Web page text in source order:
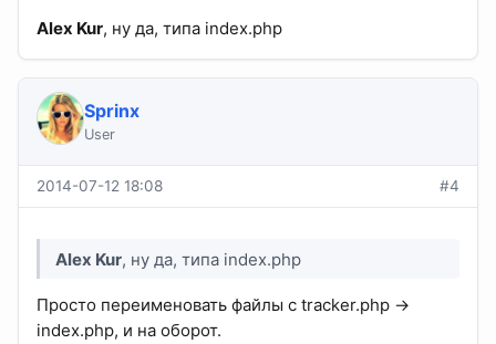
Alex Kur, ну да, типа index.php
Sprinx
User
2014-07-12 18:08 #4
Alex Kur, ну да, типа index.php
Просто переименовать файлы с tracker.php ->
index.php, и на оборот.